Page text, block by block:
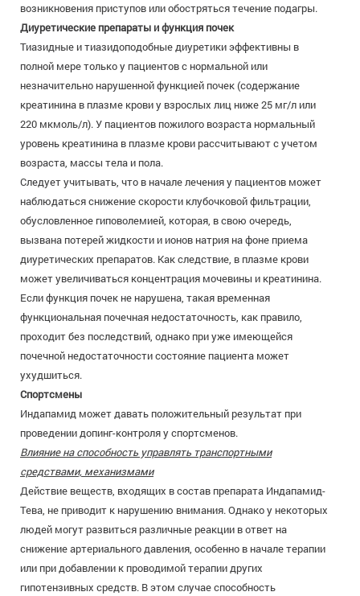
возникновения приступов или обостряться течение подагры.
Диуретические препараты и функция почек
Тиазидные и тиазидоподобные диуретики эффективны в
полной мере только у пациентов с нормальной или
незначительно нарушенной функцией почек (содержание
креатинина в плазме крови у взрослых лиц ниже 25 мг/л или
220 мкмоль/л). У пациентов пожилого возраста нормальный
уровень креатинина в плазме крови рассчитывают с учетом
возраста, массы тела и пола.
Следует учитывать, что в начале лечения у пациентов может
наблюдаться снижение скорости клубочковой фильтрации,
обусловленное гиповолемией, которая, в свою очередь,
вызвана потерей жидкости и ионов натрия на фоне приема
диуретических препаратов. Как следствие, в плазме крови
может увеличиваться концентрация мочевины и креатинина.
Если функция почек не нарушена, такая временная
функциональная почечная недостаточность, как правило,
проходит без последствий, однако при уже имеющейся
почечной недостаточности состояние пациента может
ухудшиться.
Спортсмены
Индапамид может давать положительный результат при
проведении допинг-контроля у спортсменов.
Влияние на способность управлять транспортными
средствами, механизмами
Действие веществ, входящих в состав препарата Индапамид-
Тева, не приводит к нарушению внимания. Однако у некоторых
людей могут развиться различные реакции в ответ на
снижение артериального давления, особенно в начале терапии
или при добавлении к проводимой терапии других
гипотензивных средств. В этом случае способность